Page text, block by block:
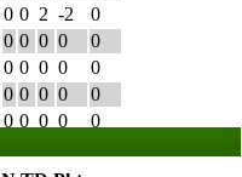
0 0 2 -2
0
0 0 0 0
0
0 0 0 0
0
0 0 0 0
0
0 0 0 0 0